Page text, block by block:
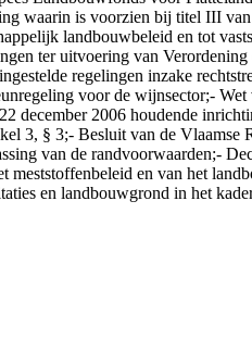
waarin is voorzien bij titel III
landbouwbeleid en tot
ter uitvoering van
regelingen inzake
voor de wijnsector;-
december 2006 houdende
3, § 3;- Besluit van de
van de randvoorwaarden;-
en van het
en landbouwgrond in het